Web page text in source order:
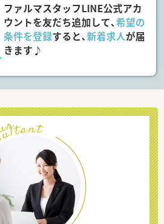
ファルマスタッフLINE公式アカ
ウントを友だち追加して、希望の
条件を登録すると、新着求人が届
きます♪